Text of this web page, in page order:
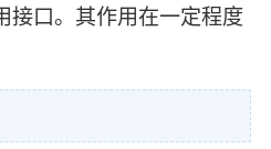
接口。其作用在一定程度